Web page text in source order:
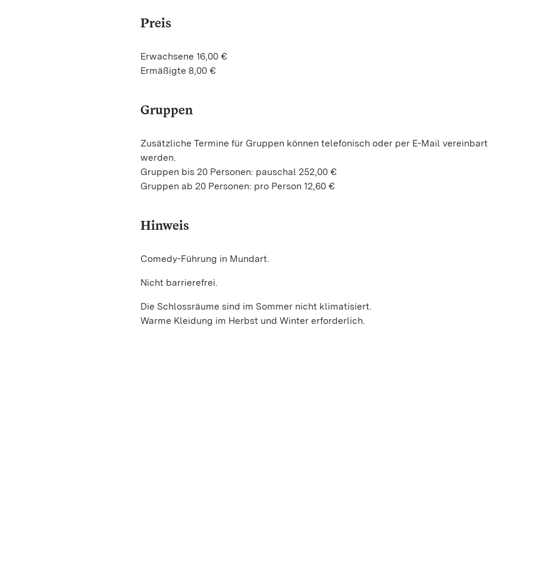
Preis
Erwachsene 16,00 €
Ermäßigte 8,00 €
Gruppen
Zusätzliche Termine für Gruppen können telefonisch oder per E-Mail vereinbart
werden.
Gruppen bis 20 Personen: pauschal 252,00 €
Gruppen ab 20 Personen: pro Person 12,60 €
Hinweis
Comedy-Führung in Mundart.
Nicht barrierefrei.
Die Schlossräume sind im Sommer nicht klimatisiert.
Warme Kleidung im Herbst und Winter erforderlich.